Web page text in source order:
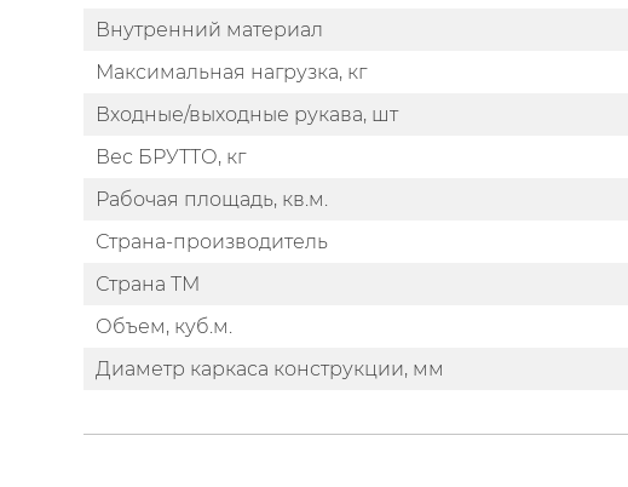
Внутренний материал
Максимальная нагрузка, кг
Входные/выходные рукава, шт
Вес БРУТТО, кг
Рабочая площадь, кв.м.
Страна-производитель
Страна ТМ
Объем, куб.м.
Диаметр каркаса конструкции, мм